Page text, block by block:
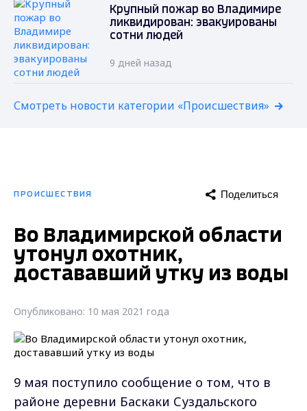
Крупный пожар во Владимире
ликвидирован: эвакуированы
сотни людей
9 дней назад
Смотреть новости категории «Происшествия»
ПРОИСШЕСТВИЯ Поделиться
Во Владимирской области
утонул охотник,
достававший утку из воды
Опубликовано: 10 мая 2021 года
9 мая поступило сообщение о том, что в
районе деревни Баскаки Суздальского